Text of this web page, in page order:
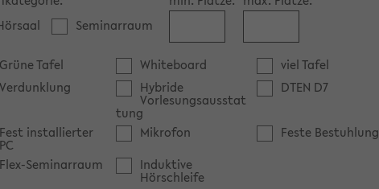
Seminarraum
Grüne Tafel Whiteboard viel Tafel
Verdunklung
Hybride
Vorlesungsausstat
tung
DTEN D7
Fest installierter
PC
Mikrofon Feste Bestuhlung
Flex-Seminarraum
Induktive
Hörschleife